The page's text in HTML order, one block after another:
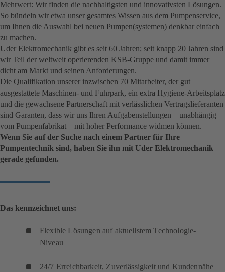
Mehrwert: Wir finden die nachhaltigsten und innovativsten Lösungen.
So bündeln wir etwa unser gesamtes Wissen aus dem Pumpenservice,
um Ihnen die Auswahl bei neuen Pumpen(systemen) denkbar einfach
zu machen.
Uder Elektromechanik gibt es seit 60 Jahren; seit knapp 20 Jahren sind
wir Teil der weltweit operierenden KSB-Gruppe und damit immer
dicht am Markt und seinen Anforderungen.
Die Qualifikation unserer inzwischen 70 Mitarbeiter, der gut
ausgestattete Maschinen- und Fuhrpark, ein extra Hygiene-Arbeitsplatz
und die gewachsene Partnerschaft mit verlässlichen Vertragslieferanten
sind Garanten, dass wir uns Ihren Aufgabenstellungen – unabhängig
vom Pumpenfabrikat – mit hoher Performance widmen können.
Wenn Sie auf der Suche nach einem Partner für Ihre
Pumpentechnik sind, haben Sie ihn mit Uder Elektromechanik
gerade gefunden.
Das kennzeichnet uns:
Flexible Lösungen auf aktuellstem Technologie-
Niveau
24/7 Erreichbarkeit, Zuverlässigkeit und Kundennähe